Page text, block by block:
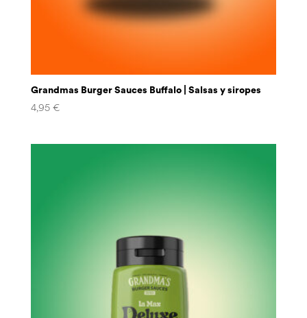
Grandmas Burger Sauces Buffalo | Salsas y siropes
4,95 €